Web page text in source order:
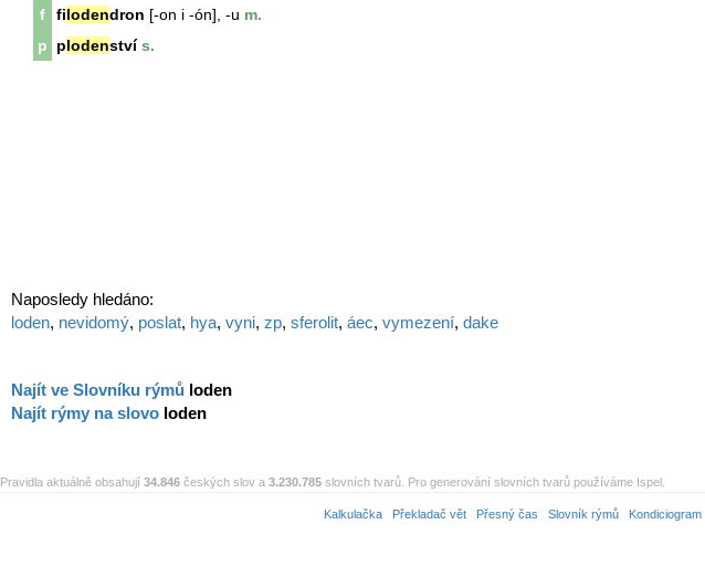
f
filodendron [-on i -ón], -u m.
p
plodenstvís.
Naposledy hledáno:
loden, nevidomý, poslat, hya, vyni, zp, sferolit, áec, vymezení, dake
Najít ve Slovníku rýmů loden
Najít rýmy na slovo loden
Pravidla aktuálně obsahují 34.846 českých slov a 3.230.785 slovních tvarů. Pro generování slovních tvarů používáme Ispel.
Kalkulačka Překladač vět Přesný čas Slovník rýmů Kondiciogram